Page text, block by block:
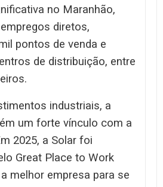
no Maranhão,
diretos,
pontos de venda e
de distribuição, entre
industriais, a
um forte vínculo com a
2025, a Solar foi
Great Place to Work
melhor empresa para se